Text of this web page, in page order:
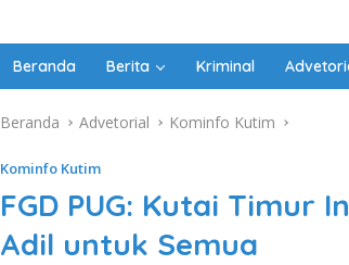
Beranda Berita Kriminal
Beranda Advetorial Kominfo Kutim
Kominfo Kutim
FGD PUG: Kutai Timur
Adil untuk Semua